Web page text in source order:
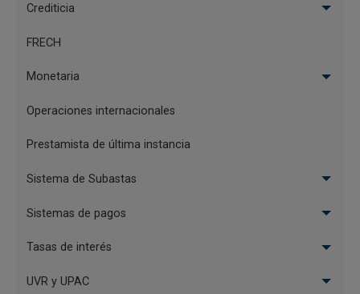
Crediticia
FRECH
Monetaria
Operaciones internacionales
Prestamista de última instancia
Sistema de Subastas
Sistemas de pagos
Tasas de interés
UVR y UPAC